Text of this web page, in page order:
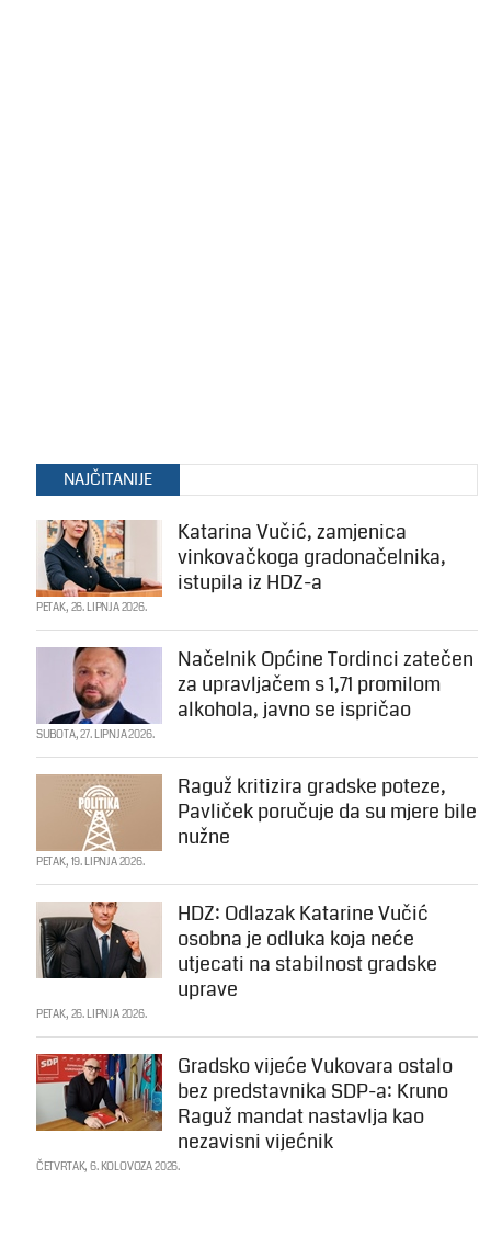
NAJČITANIJE
Katarina Vučić, zamjenica
vinkovačkoga gradonačelnika,
istupila iz HDZ-a
PETAK, 26. LIPNJA 2026.
Načelnik Općine Tordinci zatečen
za upravljačem s 1,71 promilom
alkohola, javno se ispričao
SUBOTA, 27. LIPNJA 2026.
Raguž kritizira gradske poteze,
Pavliček poručuje da su mjere bile
nužne
PETAK, 19. LIPNJA 2026.
HDZ: Odlazak Katarine Vučić
osobna je odluka koja neće
utjecati na stabilnost gradske
uprave
PETAK, 26. LIPNJA 2026.
Gradsko vijeće Vukovara ostalo
bez predstavnika SDP-a: Kruno
Raguž mandat nastavlja kao
nezavisni vijećnik
ČETVRTAK, 6. KOLOVOZA 2026.